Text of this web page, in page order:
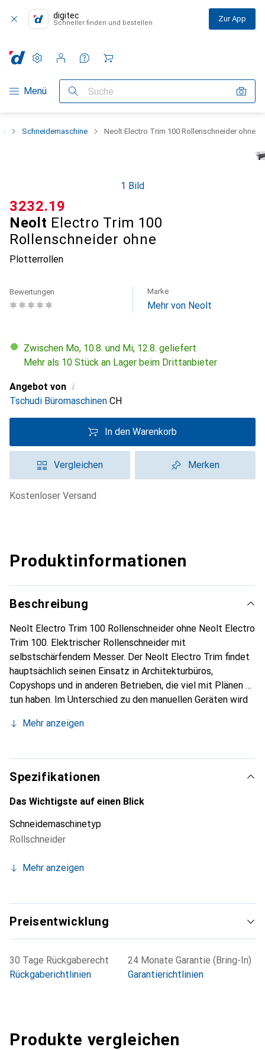
digitec
Schneller finden und bestellen Zur App
Navigation nach Kategorien
Menü Suche
Einstellungen
Kundenkonto
Vergleichslisten
Merklisten
Warenkorb
Schneidemaschine Neolt Electro Trim 100 Rollenschneider ohne
1 Bild
Neolt Electro Trim 100
Rollenschneider ohne
Plotterrollen
CHF
3232.19
Bewertungen Marke
Mehr von Neolt
Zwischen Mo, 10.8. und Mi, 12.8. geliefert
Mehr als 10 Stück an Lager beim Drittanbieter
Angebot von i
Tschudi Büromaschinen CH
In den Warenkorb
Vergleichen Merken
kostenloser Versand
Produktinformationen
Beschreibung
Neolt Electro Trim 100 Rollenschneider ohne Neolt Electro
Trim 100. Elektrischer Rollenschneider mit
selbstschärfendem Messer. Der Neolt Electro Trim findet
hauptsächlich seinen Einsatz in Architekturbüros,
Copyshops und in anderen Betrieben, die viel mit Plänen zu
tun haben. Im Unterschied zu den manuellen Geräten wird
Berührungsleiste ausgelöst, sodass Sie die Hände frei
dies ein ermüdungsfreies Arbeiten. Geeignet sind die
Geräte für den Zuschnitt von Papieren aller Art. Für
gewebeverstärkte Materialien oder Folien eignet sich das
Gerät nur bedingt, da bei grossen Breiten leicht ein
Einsatzzwecke empfehlen wir den Electro Power Trim
Plus. Im Lieferumfang enthalten sind Standfuss,
Preis inkl. Lieferung und Montage vor Ort.
Mehr anzeigen
Spezifikationen
Das Wichtigste auf einen Blick
Schneidemaschinetyp
Rollschneider
Mehr anzeigen
Preisentwicklung
30 Tage Rückgaberecht
Rückgaberichtlinien
24 Monate Garantie (Bring-In)
Garantierichtlinien
Produkte vergleichen